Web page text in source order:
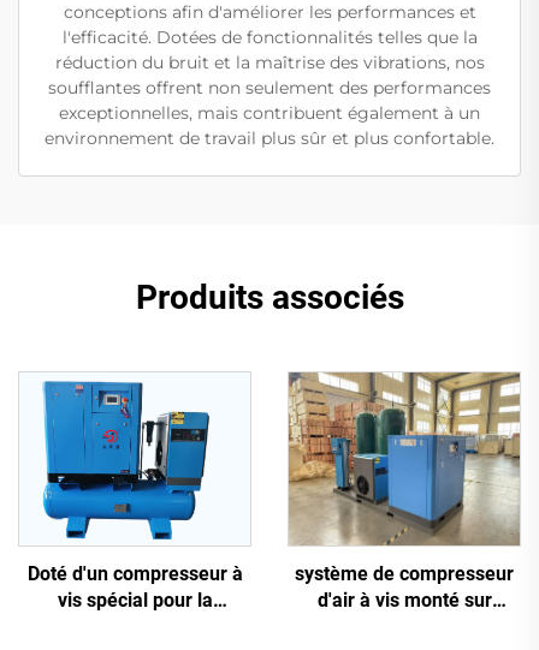
conceptions afin d'améliorer les performances et
l'efficacité. Dotées de fonctionnalités telles que la
réduction du bruit et la maîtrise des vibrations, nos
soufflantes offrent non seulement des performances
exceptionnelles, mais contribuent également à un
environnement de travail plus sûr et plus confortable.
Produits associés
Doté d'un compresseur à
vis spécial pour la
système de compresseur
d'air à vis monté sur